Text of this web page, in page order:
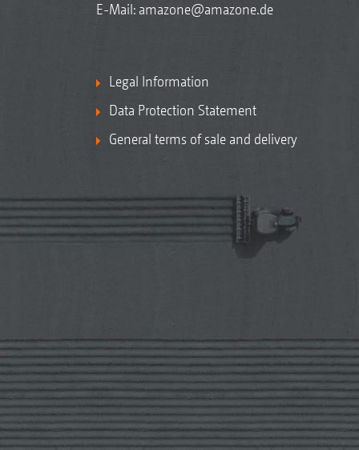
E-Mail: amazone@amazone.de
Legal Information
Data Protection Statement
General terms of sale and delivery